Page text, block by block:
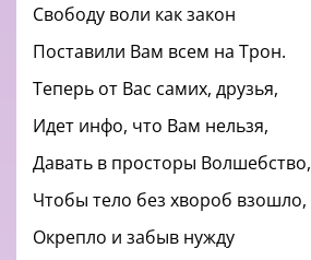
Свободу воли как закон
Поставили Вам всем на Трон.
Теперь от Вас самих, друзья,
Идет инфо, что Вам нельзя,
Давать в просторы Волшебство,
Чтобы тело без хвороб взошло,
Окрепло и забыв нужду